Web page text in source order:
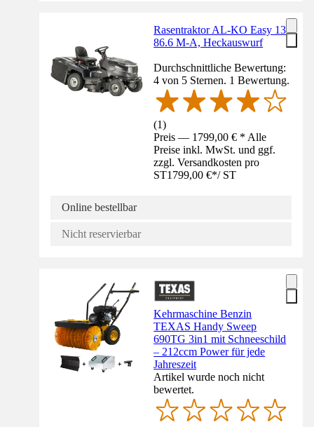
Rasentraktor AL-KO Easy 13-
86.6 M-A, Heckauswurf
Durchschnittliche Bewertung:
4 von 5 Sternen. 1 Bewertung.
(1)
Preis — 1799,00 € * Alle
Preise inkl. MwSt. und ggf.
zzgl. Versandkosten pro
ST1799,00 €*/ ST
Online bestellbar
Nicht reservierbar
Kehrmaschine Benzin
TEXAS Handy Sweep
690TG 3in1 mit Schneeschild
– 212ccm Power für jede
Jahreszeit
Artikel wurde noch nicht
bewertet.